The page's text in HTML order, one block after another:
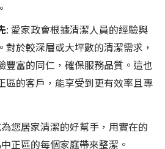
: 愛家政會根據清潔人員的經驗與
對於較深層或大坪數的清潔需求，
豐富的同仁，確保服務品質。這也
區的客戶，能享受到更有效率且專
您居家清潔的好幫手，用實在的
正區的每個家庭帶來整潔。